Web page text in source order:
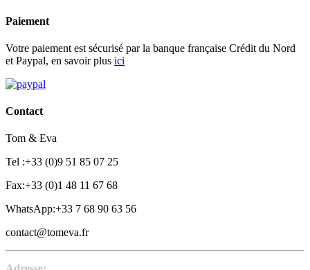
Paiement
Votre paiement est sécurisé par la banque française Crédit du Nord
et Paypal, en savoir plus ici
Contact
Tom & Eva
Tel :+33 (0)9 51 85 07 25
Fax:+33 (0)1 48 11 67 68
WhatsApp:+33 7 68 90 63 56
contact@tomeva.fr